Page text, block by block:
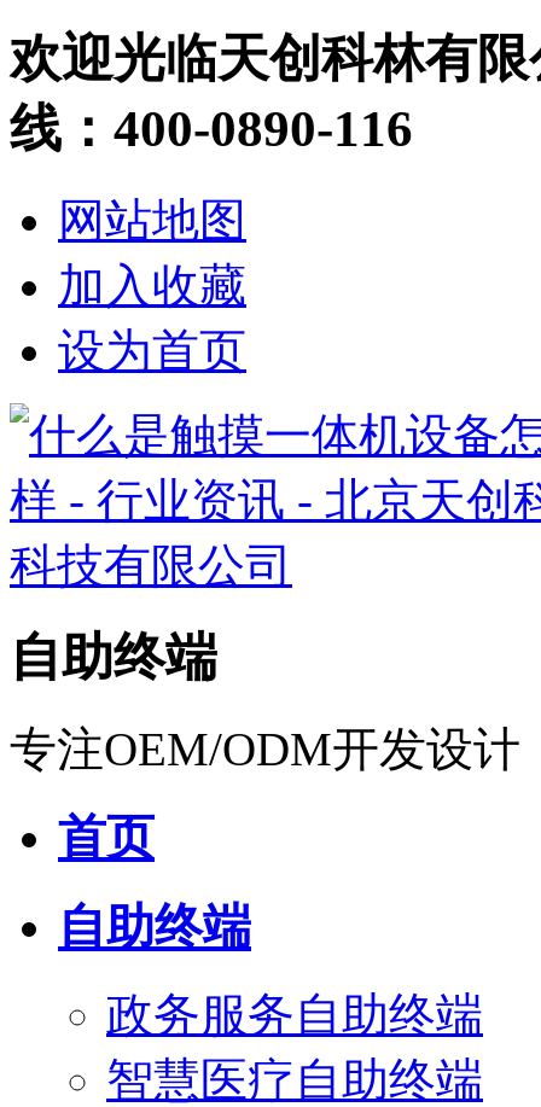
欢迎光临天创科林有
线：400-0890-116
网站地图
加入收藏
设为首页
自助终端
专注OEM/ODM开发设计
首页
自助终端
政务服务自助终端
智慧医疗自助终端